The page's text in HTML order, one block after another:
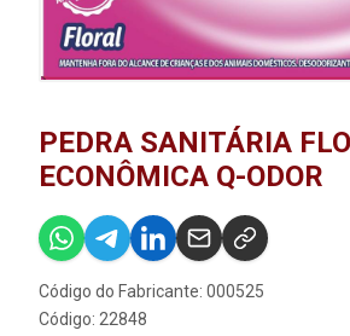
PEDRA SANITÁRIA
ECONÔMICA Q-ODOR
Código do Fabricante: 000525
Código: 22848